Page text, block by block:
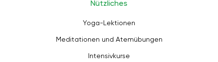
Nützliches
Yoga-Lektionen
Meditationen und Atemübungen
Intensivkurse